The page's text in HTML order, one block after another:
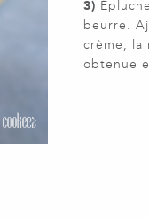
3)
beurre.
crème, la
obtenue